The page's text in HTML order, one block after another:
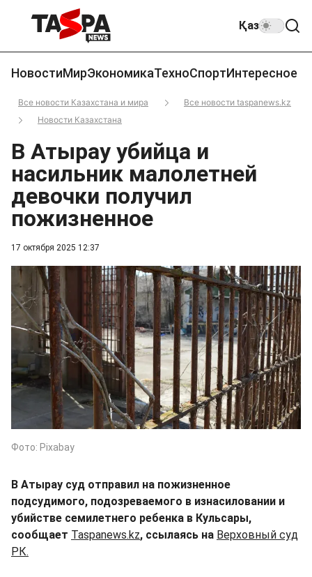
Қаз
НовостиМирЭкономикаТехноСпортИнтересное
Все новости Казахстана и мира
Все новости taspanews.kz
Новости Казахстана
17 октября 2025 12:37
В Атырау убийца и
насильник малолетней
девочки получил
пожизненное
Фото: Pixabay
В Атырау суд отправил на пожизненное
подсудимого, подозреваемого в изнасиловании и
убийстве семилетнего ребенка в Кульсары,
сообщает Taspanews.kz, ссылаясь на Верховный суд
РК.